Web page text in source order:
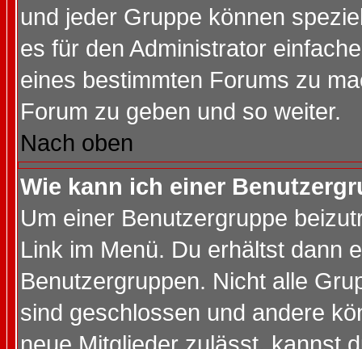
und jeder Gruppe können
es für den Administrator
eines bestimmten Forums zu
Forum zu geben und so weiter.
Nach oben
Wie kann ich einer
Um einer Benutzergruppe
Link im Menü. Du erhältst dann
Benutzergruppen. Nicht alle
sind geschlossen und andere